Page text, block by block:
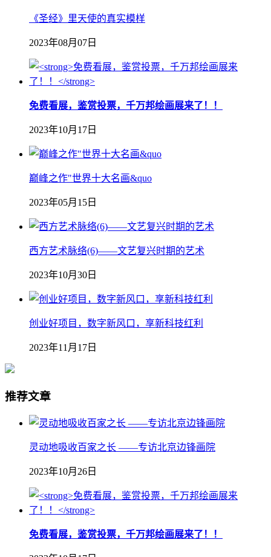
《圣经》里天使的真实模样
2023年08月07日
免费看展，鉴赏投票，千万邦绘画展来了！！
2023年10月17日
巅峰之作"世界十大名画&quo
2023年05月15日
西方艺术脉络(6)——文艺复兴时期的艺术
2023年10月30日
创业好项目，数字新风口，享新科技红利
2023年11月17日
推荐文章
灵动地吸收百家之长 ——专访北京边锋画院
2023年10月26日
免费看展，鉴赏投票，千万邦绘画展来了！！